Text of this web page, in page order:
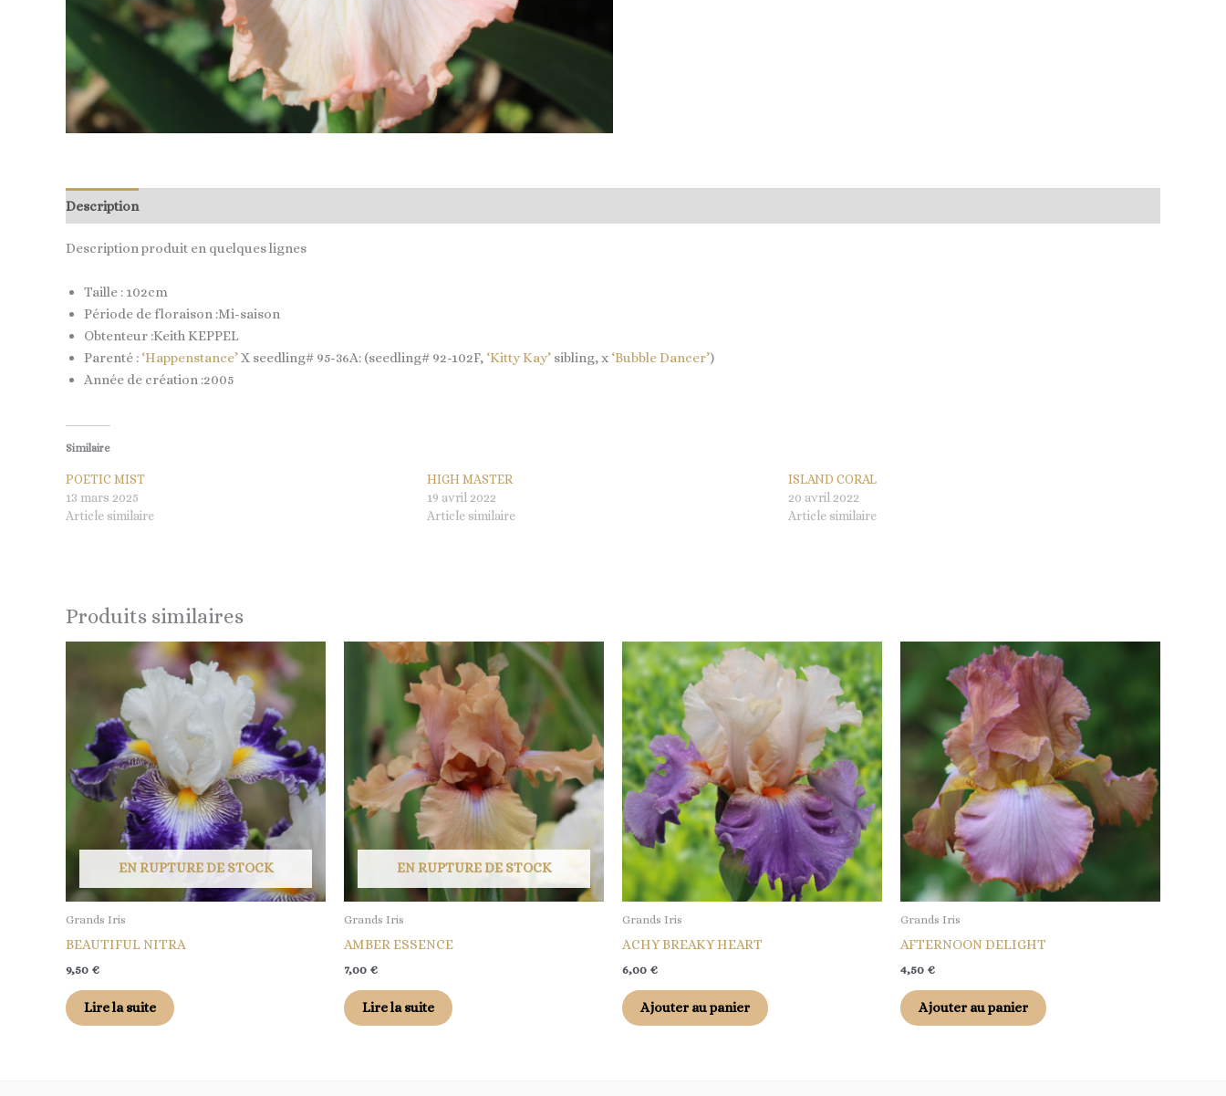
Description
Description produit en quelques lignes
Taille : 102cm
Période de floraison :Mi-saison
Obtenteur :Keith KEPPEL
Parenté : ‘Happenstance’X seedling# 95-36A: (seedling# 92-102F, ‘Kitty Kay’ sibling, x ‘Bubble Dancer’)
Année de création :2005
Similaire
POETIC MIST
13 mars 2025
Article similaire
HIGH MASTER
19 avril 2022
Article similaire
ISLAND CORAL
20 avril 2022
Article similaire
Produits similaires
EN RUPTURE DE STOCK
Grands Iris
BEAUTIFUL NITRA
9,50 €
Lire la suite
EN RUPTURE DE STOCK
Grands Iris
AMBER ESSENCE
7,00 €
Lire la suite
Grands Iris
ACHY BREAKY HEART
6,00 €
Ajouter au panier
Grands Iris
AFTERNOON DELIGHT
4,50 €
Ajouter au panier